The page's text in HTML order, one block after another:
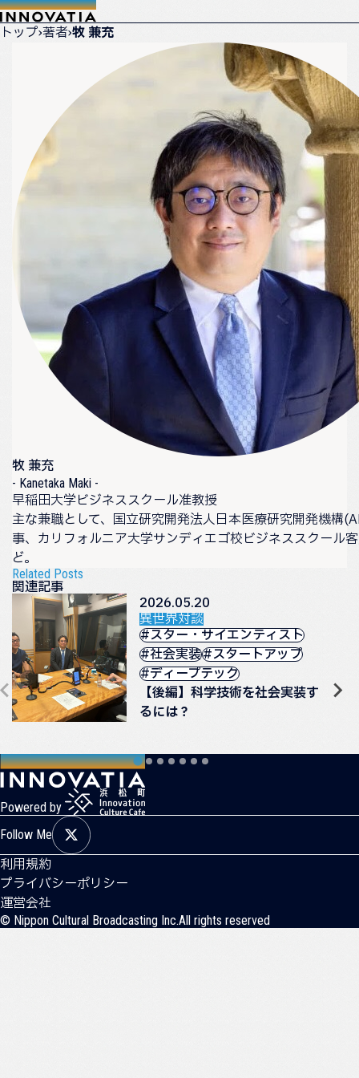
トップ›著者›牧 兼充
牧 兼充
- Kanetaka Maki -
早稲田大学ビジネススクール准教授
主な兼職として、国立研究開発法人日本医療研究開発機構
事、カリフォルニア大学サンディエゴ校ビジネススクール
ど。
Related Posts
関連記事
2026.05.20
異世界対談
#スター・サイエンティスト
#社会実装#スタートアップ
#ディープテック
【後編】科学技術を社会実装す
るには？
Powered by
Follow Me
利用規約
プライバシーポリシー
運営会社
© Nippon Cultural Broadcasting Inc.All rights reserved